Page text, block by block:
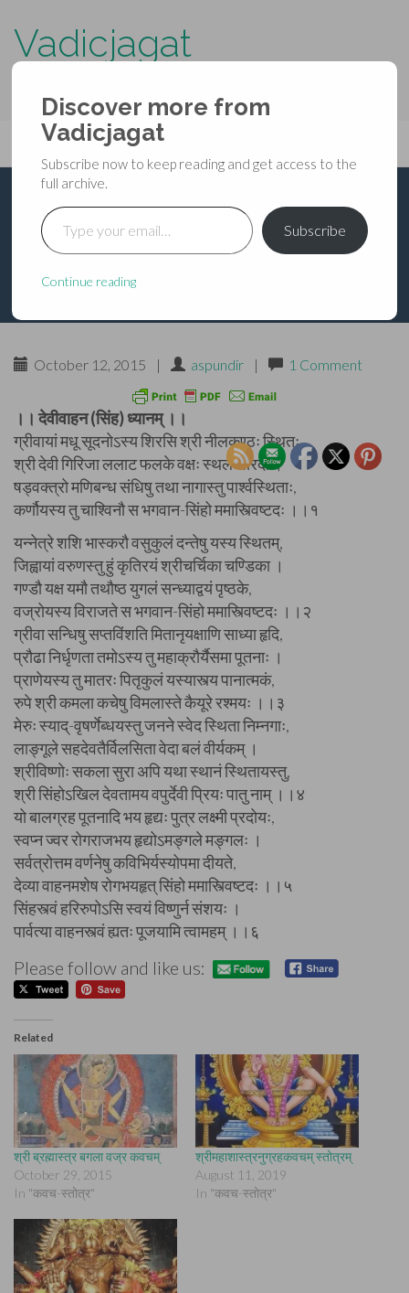
Vadicjagat
Primary
Menu
content
Vadicjagat
देवीवाहन (सिंह) ध्यानम्
October 12, 2015 | aspundir | 1 Comment
।। देवीवाहन (सिंह) ध्यानम् ।।
ग्रीवायां मधू सूदनोऽस्य शिरसि श्री नीलकण्ठः स्थितः,
श्री देवी गिरिजा ललाट फलके वक्षः स्थले शारदा ।
षड्वक्त्रो मणिबन्ध संधिषु तथा नागास्तु पार्श्वस्थिताः,
कर्णौयस्य तु चाश्विनौ स भगवान-सिंहो ममास्त्विष्टदः ।।१
यन्नेत्रे शशि भास्करौ वसुकुलं दन्तेषु यस्य स्थितम्,
जिह्वायां वरुणस्तु हुं कृतिरयं श्रीचर्चिका चण्डिका ।
गण्डौ यक्ष यमौ तथौष्ठ युगलं सन्ध्याद्वयं पृष्ठके,
वज्रोयस्य विराजते स भगवान-सिंहो ममास्त्विष्टदः ।।२
ग्रीवा सन्धिषु सप्तविंशति मितानृयक्षाणि साध्या हृदि,
प्रौढा निर्धृणता तमोऽस्य तु महाक्रौर्यैसमा पूतनाः ।
प्राणेयस्य तु मातरः पितृकुलं यस्यास्त्य पानात्मकं,
रुपे श्री कमला कचेषु विमलास्ते कैयूरे रश्मयः ।।३
मेरुः स्याद्-वृषर्णेब्धयस्तु जनने स्वेद स्थिता निम्नगाः,
लाङ्गूले सहदेवतैर्विलसिता वेदा बलं वीर्यकम् ।
श्रीविष्णोः सकला सुरा अपि यथा स्थानं स्थितायस्तु,
श्री सिंहोऽखिल देवतामय वपुर्देवी प्रियः पातु नाम् ।।४
यो बालग्रह पूतनादि भय हृद्यः पुत्र लक्ष्मी प्रदोयः,
स्वप्न ज्वर रोगराजभय हृद्योऽमङ्गले मङ्गलः ।
सर्वत्रोत्तम वर्णनेषु कविभिर्यस्योपमा दीयते,
देव्या वाहनमशेष रोगभयहृत् सिंहो ममास्त्विष्टदः ।।५
सिंहस्त्वं हरिरुपोऽसि स्वयं विष्णुर्न संशयः ।
पार्वत्या वाहनस्त्वं ह्यतः पूजयामि त्वामहम् ।।६
Please follow and like us:
Related
श्री ब्रह्मास्त्र बगला वज्र कवचम्
October 29, 2015
In "कवच-स्तोत्र"
श्रीमहाशास्त्रनुग्रहकवचम् स्तोत्रम्
August 11, 2019
In "कवच-स्तोत्र"
Discover more from
Vadicjagat
Subscribe now to keep reading and get access to the
full archive.
Type your email…
Subscribe
Continue reading